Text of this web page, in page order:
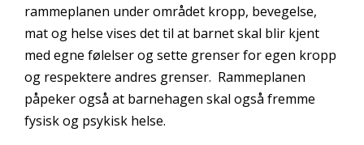
rammeplanen under området kropp, bevegelse,
mat og helse vises det til at barnet skal blir kjent
med egne følelser og sette grenser for egen kropp
og respektere andres grenser. Rammeplanen
påpeker også at barnehagen skal også fremme
fysisk og psykisk helse.